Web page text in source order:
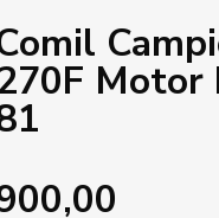
Motor